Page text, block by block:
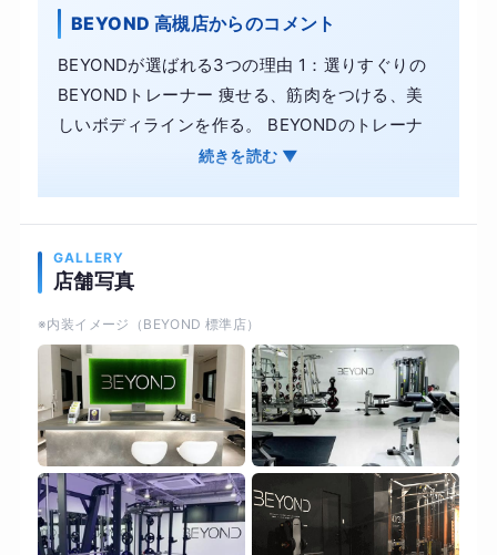
BEYOND 高槻店からのコメント
BEYONDが選ばれる3つの理由 1：選りすぐりの
BEYONDトレーナー 痩せる、筋肉をつける、美
しいボディラインを作る。 BEYONDのトレーナ
ーは、主に体の美しさを競う大会での入賞者から
練されたシンプルかつ上品な内装はお客様からご
食事管理 しっかり食べて、しっかり痩せる。心も
健康に「痩せる体質」づくり BEYONDでは、厳
しい糖質制限はおこなっておりません。しかし、
糖質を摂りすぎると太るのも事実です。 ここで
は、糖質を摂るタイミングや糖質の種類を選ぶ、
「糖質コントロール」と間食を用いて必要なタン
パク質を補うことを推奨しております。
続きを読む ▼
GALLERY
店舗写真
※内装イメージ（BEYOND 標準店）